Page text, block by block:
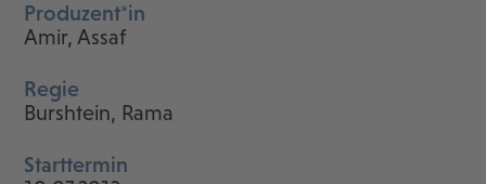
Produzent*in
Amir, Assaf
Regie
Burshtein, Rama
Starttermin